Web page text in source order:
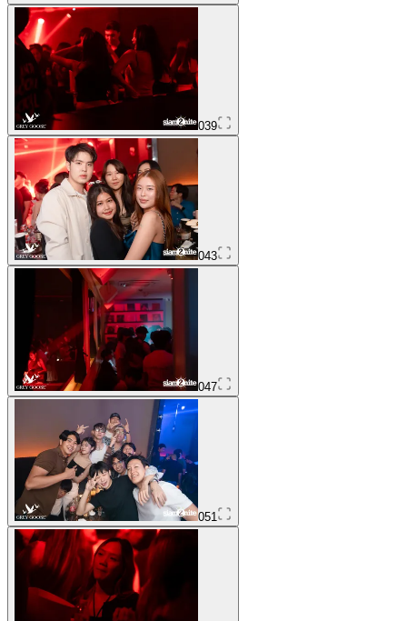
039
043
047
051